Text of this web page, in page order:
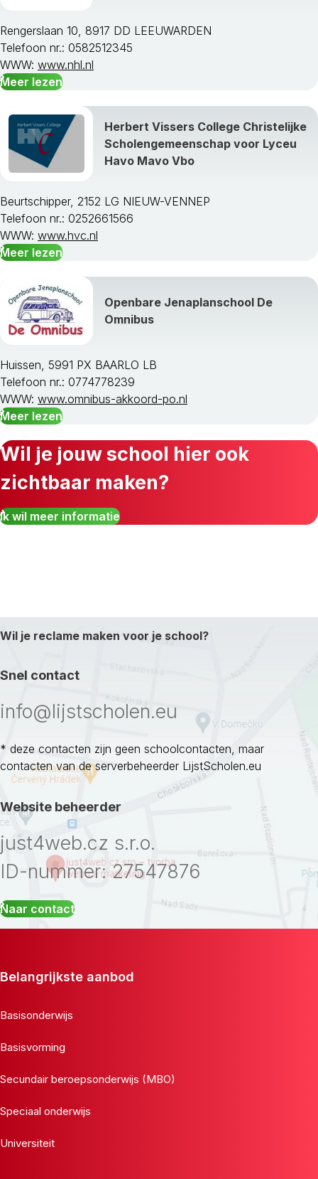
Westvoorne
Zederik
Zoetermeer
Zoeterwoude
Zwijndrecht
Rengerslaan 10, 8917 DD LEEUWARDEN
Telefoon nr.: 0582512345
WWW: www.nhl.nl
Meer lezen
Herbert Vissers College Christelijke
Scholengemeenschap voor Lyceu
Havo Mavo Vbo
Beurtschipper, 2152 LG NIEUW-VENNEP
Telefoon nr.: 0252661566
WWW: www.hvc.nl
Meer lezen
Openbare Jenaplanschool De
Omnibus
Huissen, 5991 PX BAARLO LB
Telefoon nr.: 0774778239
WWW: www.omnibus-akkoord-po.nl
Meer lezen
Wil je jouw school hier ook
zichtbaar maken?
Ik wil meer informatie
Wil je reclame maken voor je school?
Snel contact
info@lijstscholen.eu
* deze contacten zijn geen schoolcontacten, maar
contacten van de serverbeheerder LijstScholen.eu
Website beheerder
just4web.cz s.r.o.
ID-nummer: 27547876
Naar contact
Belangrijkste aanbod
Basisonderwijs
Basisvorming
Secundair beroepsonderwijs (MBO)
Speciaal onderwijs
Universiteit